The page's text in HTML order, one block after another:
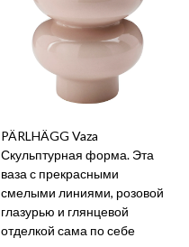
PÄRLHÄGG Vaza
Скульптурная форма. Эта
ваза с прекрасными
смелыми линиями, розовой
глазурью и глянцевой
отделкой сама по себе